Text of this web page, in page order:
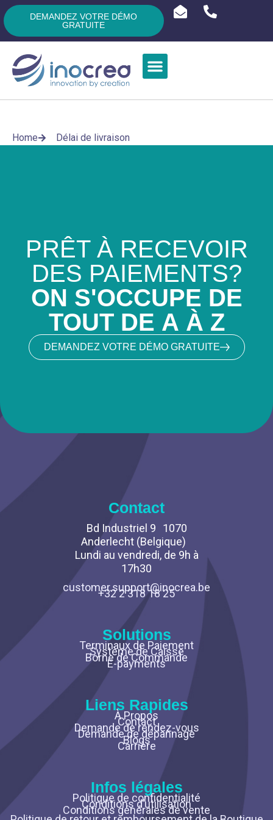
DEMANDEZ VOTRE DÉMO
GRATUITE
Home Délai de livraison
PRÊT À RECEVOIR
DES PAIEMENTS?
ON S'OCCUPE DE
TOUT DE A À Z
DEMANDEZ VOTRE DÉMO GRATUITE
Contact
Bd Industriel 9 1070
Anderlecht (Belgique)
Lundi au vendredi, de 9h à
17h30
customer.support@inocrea.be
+32 2 318 18 25
Solutions
Terminaux de Paiement
Système de Caisse
Borne de Commande
E-payments
Liens Rapides
À Propos
Contact
Demande de rendez-vous
Demande de dépannage
Blogs
Carrière
Infos légales
Politique de confidentialité
Conditions d’utilisation
Conditions générales de vente